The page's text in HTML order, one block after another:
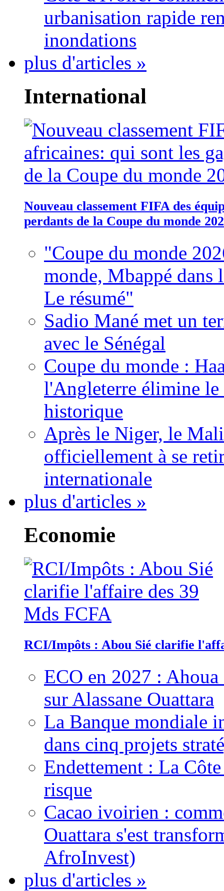
urbanisation rapide
inondations
plus d'articles »
International
Nouveau classement FIFA des
perdants de la Coupe du monde
"Coupe du monde
monde, Mbappé dans
Le résumé"
Sadio Mané met un
avec le Sénégal
Coupe du monde :
l'Angleterre élimine
historique
Après le Niger, le
officiellement à se
internationale
plus d'articles »
Economie
RCI/Impôts : Abou Sié clarifie
ECO en 2027 :
sur Alassane Ouattara
La Banque mondiale
dans cinq projets
Endettement : La
risque
Cacao ivoirien :
Ouattara s'est
AfroInvest)
plus d'articles »